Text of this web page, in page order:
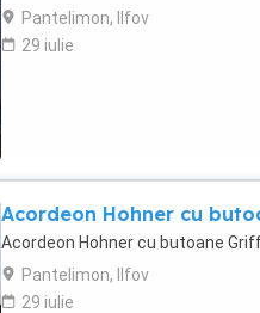
Pantelimon, Ilfov
29 iulie
Acordeon Hohner cu
Acordeon Hohner cu butoane
Pantelimon, Ilfov
29 iulie